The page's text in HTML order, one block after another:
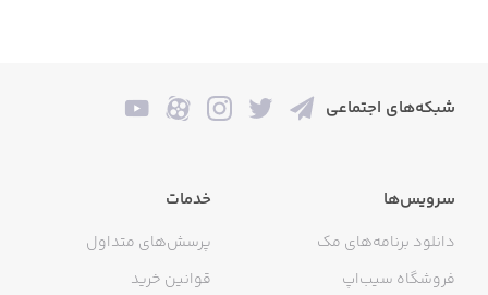
شبکه‌های اجتماعی
سرویس‌ها
دانلود برنامه‌های مک
فروشگاه سیب‌اپ
خدمات
پرسش‌های متداول
قوانین خرید